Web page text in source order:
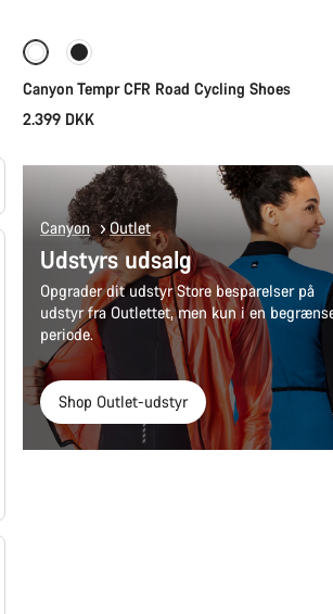
Canyon Tempr CFR Road Cycling Shoes
2.399 DKK
Canyon Outlet
Udstyrs udsalg
Opgrader dit udstyr Store besparelser på
udstyr fra Outlettet, men kun i en
periode.
Shop Outlet-udstyr